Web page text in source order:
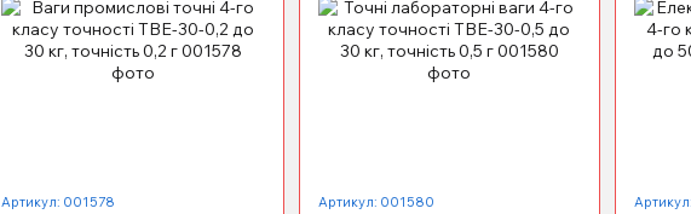
Артикул: 001578 Артикул: 001580